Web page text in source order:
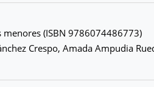
(ISBN 9786074486773)
Crespo, Amada Ampudia